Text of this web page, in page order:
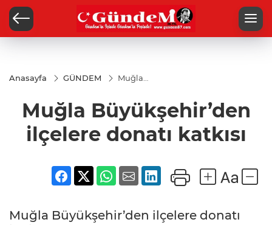
Anasayfa GÜNDEM
Muğla
katkısı
Muğla Büyükşehir’den
ilçelere donatı katkısı
Muğla Büyükşehir’den ilçelere donatı